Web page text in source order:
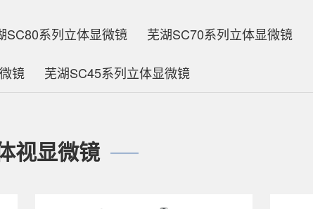
SC80系列立体显微镜 芜湖SC70系列立体显微镜
镜 芜湖SC45系列立体显微镜
视显微镜